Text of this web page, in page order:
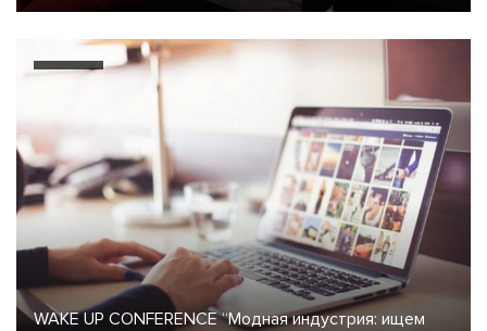
WAKE UP CONFERENCE “Модная индустрия: ищем